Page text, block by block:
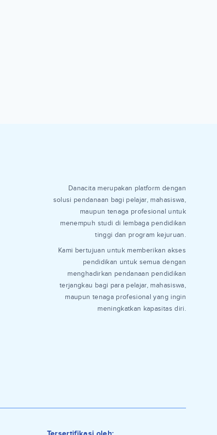
Danacita merupakan platform dengan
solusi pendanaan bagi pelajar, mahasiswa,
maupun tenaga profesional untuk
menempuh studi di lembaga pendidikan
tinggi dan program kejuruan.
Kami bertujuan untuk memberikan akses
pendidikan untuk semua dengan
menghadirkan pendanaan pendidikan
terjangkau bagi para pelajar, mahasiswa,
maupun tenaga profesional yang ingin
meningkatkan kapasitas diri.